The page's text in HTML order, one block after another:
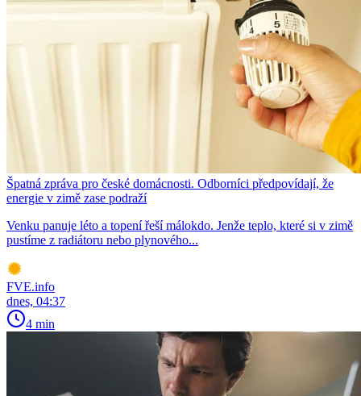
Špatná zpráva pro české domácnosti. Odborníci předpovídají, že
energie v zimě zase podraží
Venku panuje léto a topení řeší málokdo. Jenže teplo, které si v zimě
pustíme z radiátoru nebo plynového...
FVE.info
dnes, 04:37
4 min